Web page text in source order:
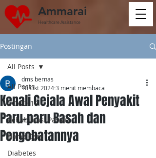
Ammarai
Healthcare Assistance
Postingan
All Posts
COVID-19
Rehabilitasi Pasien
Home Care
Diabetes
All Posts
Kenali Gejala Awal Penyakit
Paru-paru Basah dan
Pengobatannya
dms bernas
10 Okt 20243 menit membaca